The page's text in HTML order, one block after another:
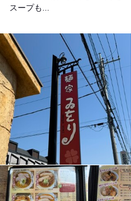
スープも...